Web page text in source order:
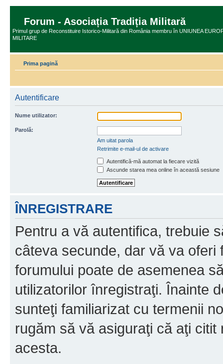
Forum - Asociația Tradiția Militară
Primul grup de Reconstituire Istorico-Militară din România membru în UNIUNEA
MILITARE
Prima pagină
Autentificare
Nume utilizator:
Parolă:
Am uitat parola
Retrimite e-mail-ul de activare
Autentifică-mă automat la fiecare vizită
Ascunde starea mea online în această sesiune
ÎNREGISTRARE
Pentru a vă autentifica, trebuie
câteva secunde, dar vă va oferi
forumului poate de asemenea
utilizatorilor înregistraţi. Înainte
sunteţi familiarizat cu termenii
rugăm să vă asiguraţi că aţi
acesta.